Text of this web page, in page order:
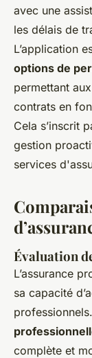
avec une
les délais de
L’application
options de
permettant
contrats en
Cela s’inscrit
gestion
services
Évaluation
L’assurance
sa capacité
complète et